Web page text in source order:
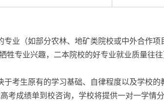
业（如部分农林、地矿类院校或中外合作
专业兴趣，二本院校的好专业就业质量往往
考生原有的学习基础、自律程度以及学校的
考成绩单到校咨询，学校将提供一对一学情分